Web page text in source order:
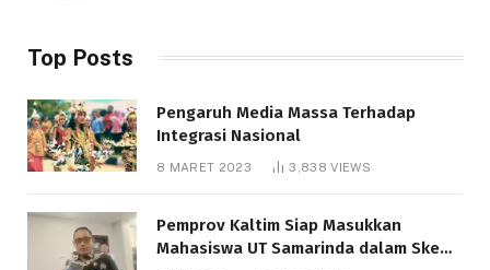
Top Posts
Pengaruh Media Massa Terhadap
Integrasi Nasional
8 MARET 2023 3,838VIEWS
Pemprov Kaltim Siap Masukkan
Mahasiswa UT Samarinda dalam Skema